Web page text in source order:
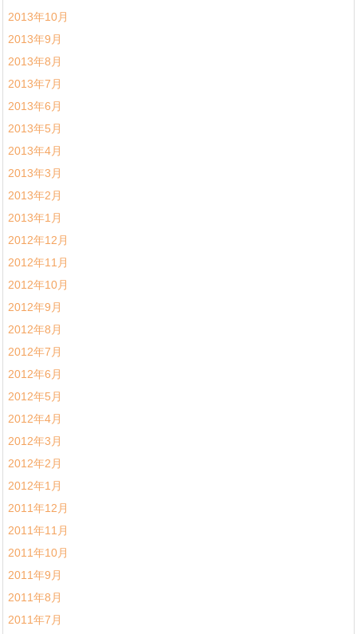
2013年10月
2013年9月
2013年8月
2013年7月
2013年6月
2013年5月
2013年4月
2013年3月
2013年2月
2013年1月
2012年12月
2012年11月
2012年10月
2012年9月
2012年8月
2012年7月
2012年6月
2012年5月
2012年4月
2012年3月
2012年2月
2012年1月
2011年12月
2011年11月
2011年10月
2011年9月
2011年8月
2011年7月